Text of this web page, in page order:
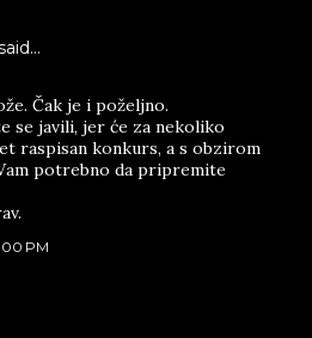
Čak je i poželjno.
se javili, jer će za nekoliko
raspisan konkurs, a s obzirom
potrebno da pripremite
PM